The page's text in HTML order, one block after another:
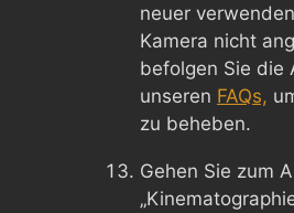
neuer
Kamera nicht
befolgen Sie die
unseren FAQs,
zu beheben.
Gehen Sie zum